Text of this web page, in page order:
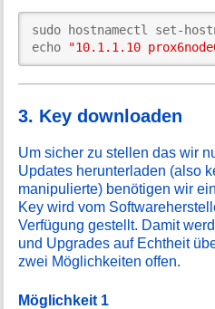
sudo hostnamectl set-
echo
"10.1.1.10
3. Key downloaden
Um sicher zu stellen das wir
Updates herunterladen (also
manipulierte) benötigen wir
Key wird vom
Verfügung gestellt. Damit
und Upgrades auf Echtheit
zwei Möglichkeiten offen.
Möglichkeit 1